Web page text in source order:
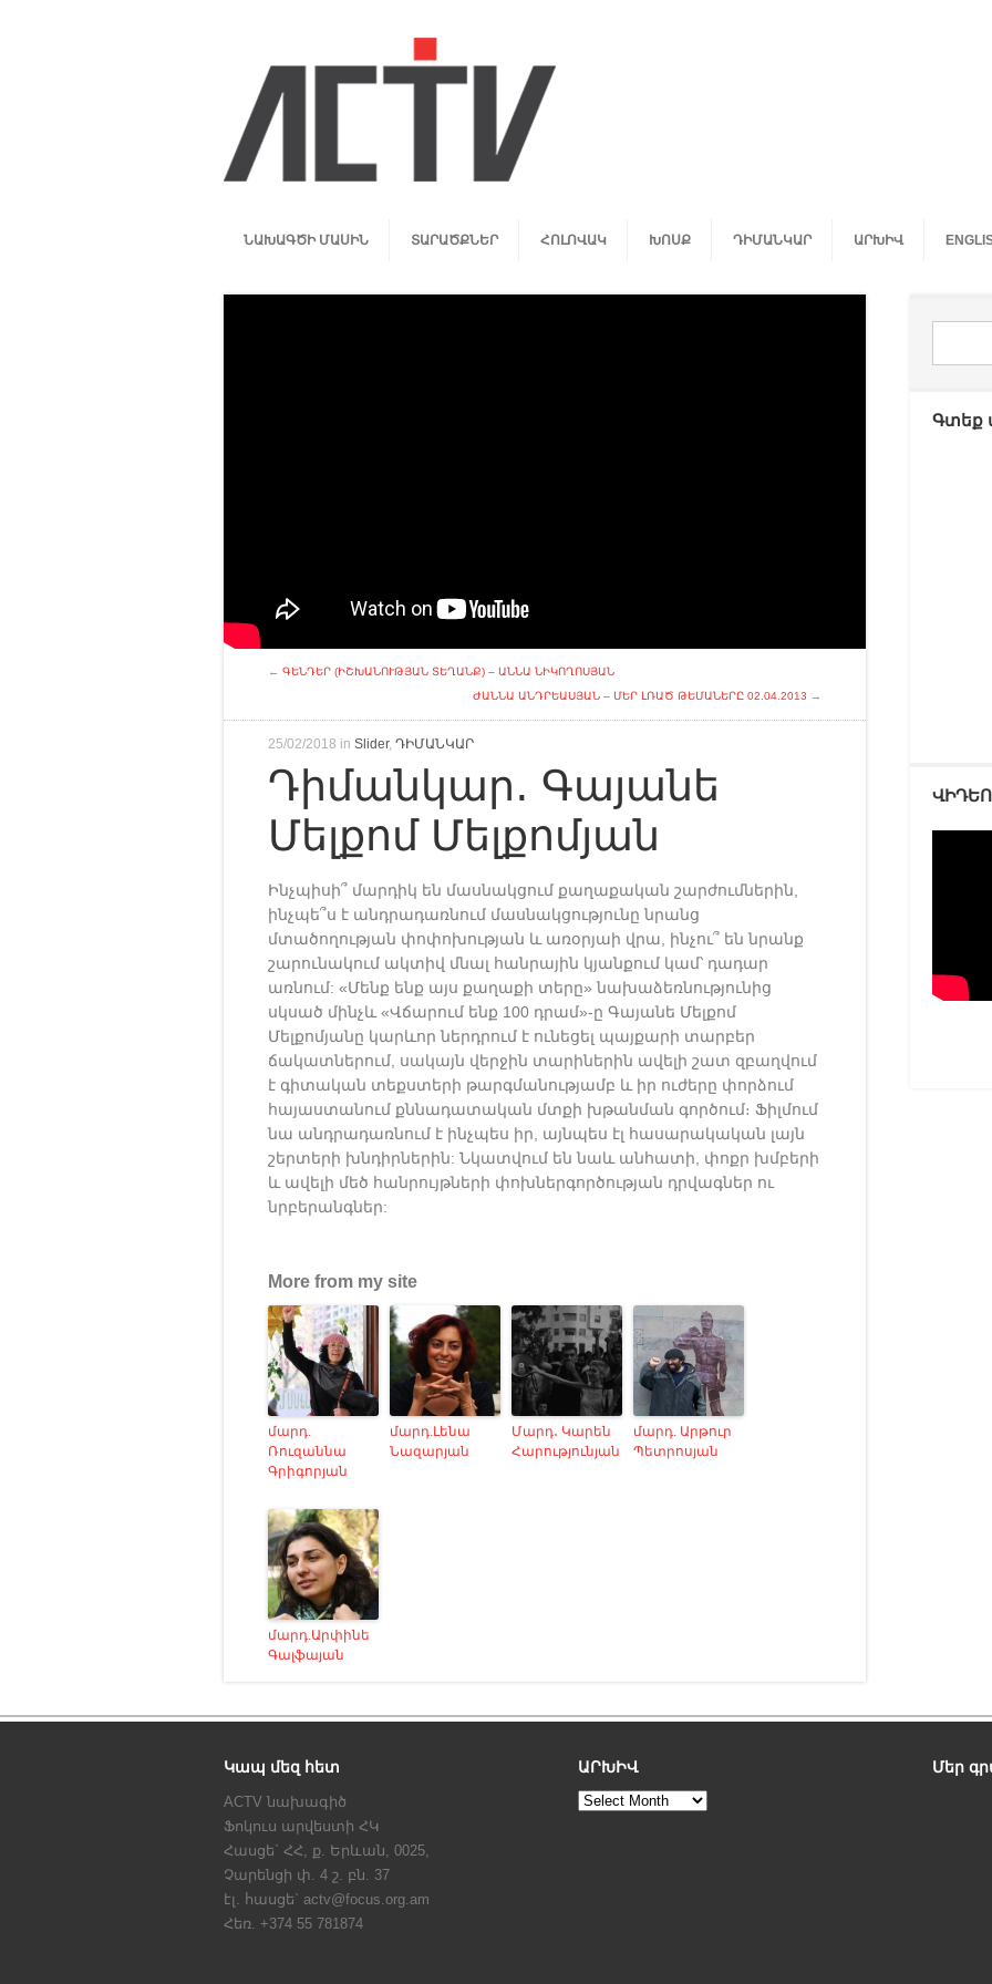
ՆԱԽԱԳԾԻ ՄԱՍԻՆ ՏԱՐԱԾՔՆԵՐ ՀՈԼՈՎԱԿ ԽՈՍՔ ԴԻՄԱՆԿԱՐ ԱՐԽԻՎ
← ԳԵՆԴԵՐ (ԻՇԽԱՆՈՒԹՅԱՆ ՏԵՂԱՆՔ) – ԱՆՆԱ ՆԻԿՈՂՈՍՅԱՆ
ԺԱՆՆԱ ԱՆԴՐԵԱՍՅԱՆ – ՄԵՐ ԼՌԱԾ ԹԵՄԱՆԵՐԸ 02.04.2013 →
25/02/2018 in Slider, ԴԻՄԱՆԿԱՐ
Դիմանկար․ Գայանե
Մելքոմ Մելքոմյան
Ինչպիսի՞ մարդիկ են մասնակցում քաղաքական շարժումներին,
ինչպե՞ս է անդրադառնում մասնակցությունը նրանց
մտածողության փոփոխության և առօրյաի վրա, ինչու՞ են նրանք
շարունակում ակտիվ մնալ հանրային կյանքում կամ՝ դադար
առնում: «Մենք ենք այս քաղաքի տերը» նախաձեռնությունից
սկսած մինչև «Վճարում ենք 100 դրամ»-ը Գայանե Մելքոմ
Մելքոմյանը կարևոր ներդրում է ունեցել պայքարի տարբեր
ճակատներում, սակայն վերջին տարիներին ավելի շատ զբաղվում
է գիտական տեքստերի թարգմանությամբ և իր ուժերը փորձում
հայաստանում քննադատական մտքի խթանման գործում։ Ֆիլմում
նա անդրադառնում է ինչպես իր, այնպես էլ հասարակական լայն
շերտերի խնդիրներին: Նկատվում են նաև անհատի, փոքր խմբերի
և ավելի մեծ հանրույթների փոխներգործության դրվագներ ու
նրբերանգներ:
More from my site
մարդ.
Ռուզաննա
Գրիգորյան
մարդ.Լենա
Նազարյան
Մարդ․ Կարեն
Հարությունյան
մարդ. Արթուր
Պետրոսյան
մարդ.Արփինե
Գալֆայան
Գտեք
Կապ մեզ հետ
ACTV նախագիծ
Ֆոկուս արվեստի ՀԿ
Հասցե` ՀՀ, ք. Երևան, 0025,
Չարենցի փ. 4 շ. բն. 37
էլ. հասցե` actv@focus.org.am
Հեռ. +374 55 781874
ԱՐԽԻՎ Մեր